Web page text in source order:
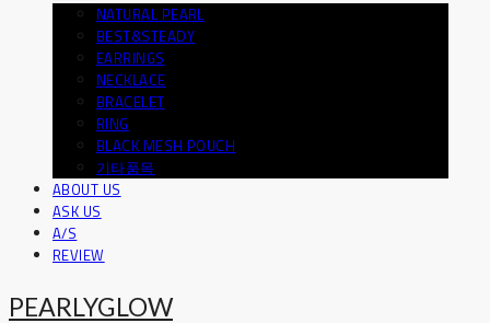
NATURAL PEARL
BEST&STEADY
EARRINGS
NECKLACE
BRACELET
RING
BLACK MESH POUCH
기타품목
ABOUT US
ASK US
A/S
REVIEW
PEARLYGLOW